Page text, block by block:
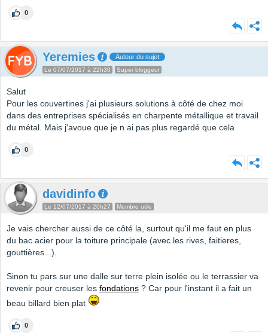
0
Yeremies Auteur du sujet
Le 07/07/2017 à 22h30 Super bloggeur
Salut
Pour les couvertines j'ai plusieurs solutions à côté de chez moi
dans des entreprises spécialisés en charpente métallique et travail
du métal. Mais j'avoue que je n ai pas plus regardé que cela
0
davidinfo
Le 12/07/2017 à 20h27 Membre utile
Je vais chercher aussi de ce côté la, surtout qu'il me faut en plus
du bac acier pour la toiture principale (avec les rives, faitieres,
gouttières...).
Sinon tu pars sur une dalle sur terre plein isolée ou le terrassier va
revenir pour creuser les fondations ? Car pour l'instant il a fait un
beau billard bien plat
0